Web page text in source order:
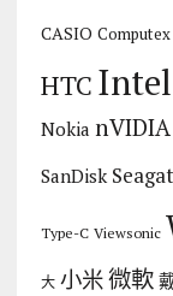
CASIO Computex
HTC Intel
Nokia nVIDIA
SanDisk
Type-C Viewsonic
大 小米微軟